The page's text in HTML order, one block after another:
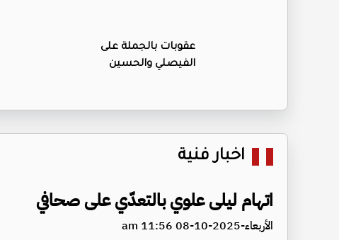
عقوبات بالجملة على
الفيصلي والحسين
اخبار فنية
اتهام ليلى علوي بالتعدّي على صحافي
الأربعاء-2025-10-08 11:56 am